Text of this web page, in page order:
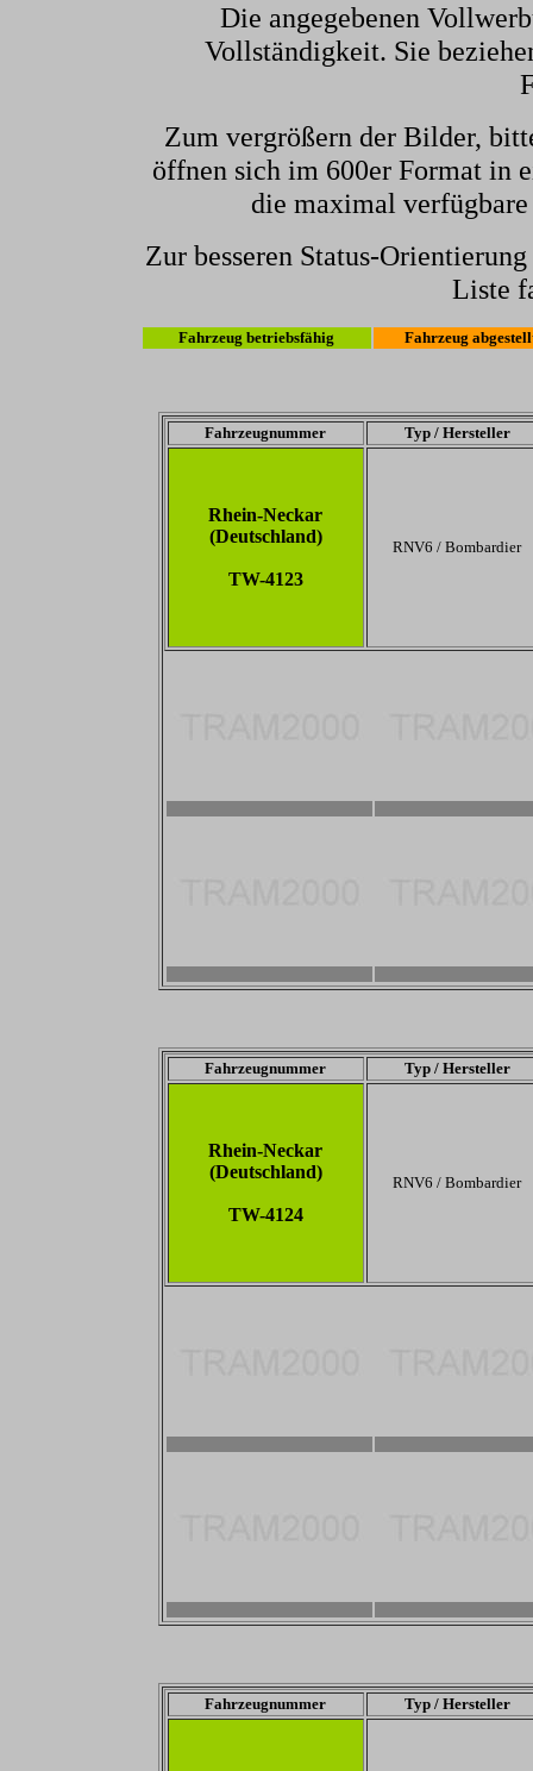
Die angegebenen
Vollständigkeit. Sie
Zum vergrößern der Bilder,
öffnen sich im 600er Format in
die maximal
Zur besseren Status-
Liste
Fahrzeug betriebsfähig Fahrzeug
Fahrzeugnummer Typ / Hersteller
Rhein-Neckar
(Deutschland)
TW-4123
RNV6 / Bombardier
Fahrzeugnummer Typ / Hersteller
Rhein-Neckar
(Deutschland)
TW-4124
RNV6 / Bombardier
Fahrzeugnummer Typ / Hersteller